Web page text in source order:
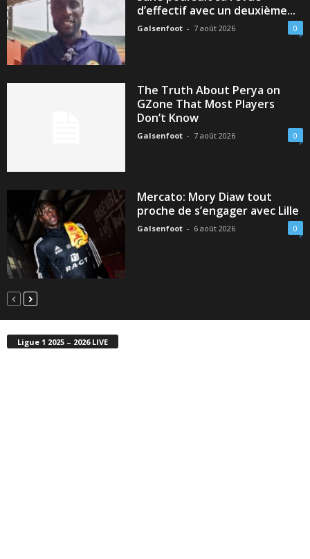
d’effectif avec un deuxième...
Galsenfoot - 7 août 2026 0
The Truth About Perya on
GZone That Most Players
Don’t Know
Galsenfoot - 7 août 2026 0
Mercato: Mory Diaw tout
proche de s’engager avec Lille
Galsenfoot - 6 août 2026 0
Ligue 1 2025 – 2026 LIVE